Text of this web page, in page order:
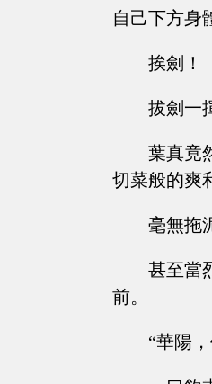
自己下方身
挨劍！
拔劍一
葉真竟
切菜般的爽
毫無拖
甚至當
前。
“華陽